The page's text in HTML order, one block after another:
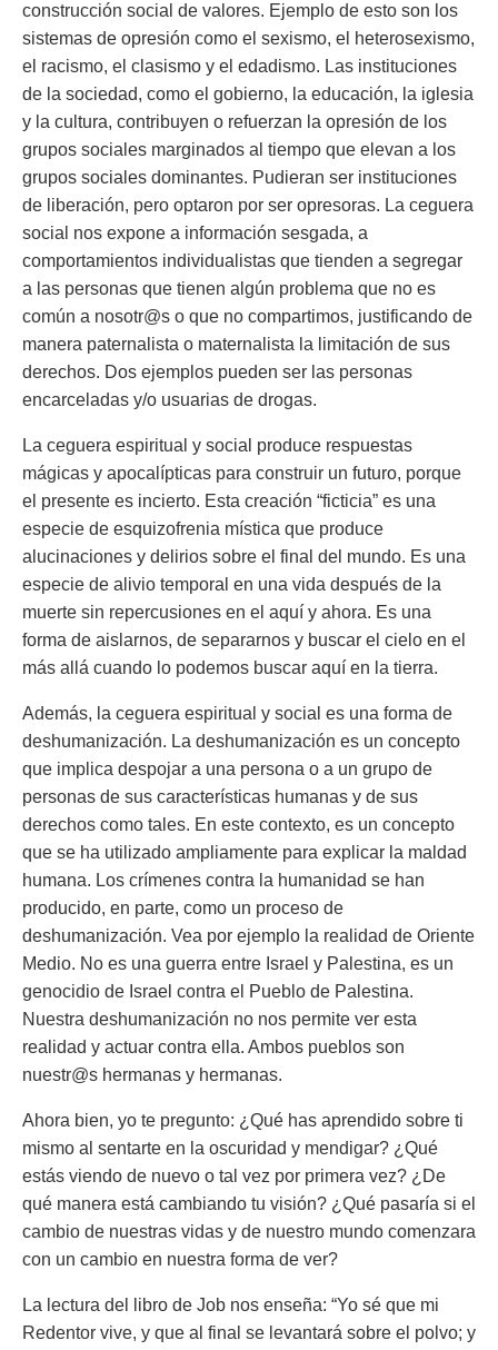
construcción social de valores. Ejemplo de esto son los
sistemas de opresión como el sexismo, el heterosexismo,
el racismo, el clasismo y el edadismo. Las instituciones
de la sociedad, como el gobierno, la educación, la iglesia
y la cultura, contribuyen o refuerzan la opresión de los
grupos sociales marginados al tiempo que elevan a los
grupos sociales dominantes. Pudieran ser instituciones
de liberación, pero optaron por ser opresoras. La ceguera
social nos expone a información sesgada, a
comportamientos individualistas que tienden a segregar
a las personas que tienen algún problema que no es
común a nosotr@s o que no compartimos, justificando de
manera paternalista o maternalista la limitación de sus
derechos. Dos ejemplos pueden ser las personas
encarceladas y/o usuarias de drogas.
La ceguera espiritual y social produce respuestas
mágicas y apocalípticas para construir un futuro, porque
el presente es incierto. Esta creación “ficticia” es una
especie de esquizofrenia mística que produce
alucinaciones y delirios sobre el final del mundo. Es una
especie de alivio temporal en una vida después de la
muerte sin repercusiones en el aquí y ahora. Es una
forma de aislarnos, de separarnos y buscar el cielo en el
más allá cuando lo podemos buscar aquí en la tierra.
Además, la ceguera espiritual y social es una forma de
deshumanización. La deshumanización es un concepto
que implica despojar a una persona o a un grupo de
personas de sus características humanas y de sus
derechos como tales. En este contexto, es un concepto
que se ha utilizado ampliamente para explicar la maldad
humana. Los crímenes contra la humanidad se han
producido, en parte, como un proceso de
deshumanización. Vea por ejemplo la realidad de Oriente
Medio. No es una guerra entre Israel y Palestina, es un
genocidio de Israel contra el Pueblo de Palestina.
Nuestra deshumanización no nos permite ver esta
realidad y actuar contra ella. Ambos pueblos son
nuestr@s hermanas y hermanas.
Ahora bien, yo te pregunto: ¿Qué has aprendido sobre ti
mismo al sentarte en la oscuridad y mendigar? ¿Qué
estás viendo de nuevo o tal vez por primera vez? ¿De
qué manera está cambiando tu visión? ¿Qué pasaría si el
cambio de nuestras vidas y de nuestro mundo comenzara
con un cambio en nuestra forma de ver?
La lectura del libro de Job nos enseña: “Yo sé que mi
Redentor vive, y que al final se levantará sobre el polvo; y